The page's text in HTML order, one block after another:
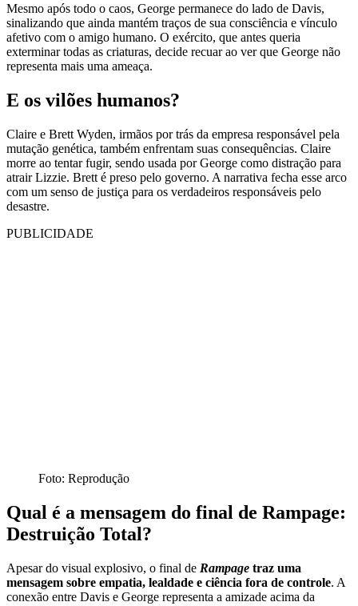
Mesmo após todo o caos, George permanece do lado de Davis,
sinalizando que ainda mantém traços de sua consciência e vínculo
afetivo com o amigo humano. O exército, que antes queria
exterminar todas as criaturas, decide recuar ao ver que George não
representa mais uma ameaça.
E os vilões humanos?
Claire e Brett Wyden, irmãos por trás da empresa responsável pela
mutação genética, também enfrentam suas consequências. Claire
morre ao tentar fugir, sendo usada por George como distração para
atrair Lizzie. Brett é preso pelo governo. A narrativa fecha esse arco
com um senso de justiça para os verdadeiros responsáveis pelo
desastre.
PUBLICIDADE
Foto: Reprodução
Qual é a mensagem do final de Rampage:
Destruição Total?
Apesar do visual explosivo, o final de Rampage traz uma
mensagem sobre empatia, lealdade e ciência fora de controle. A
conexão entre Davis e George representa a amizade acima da